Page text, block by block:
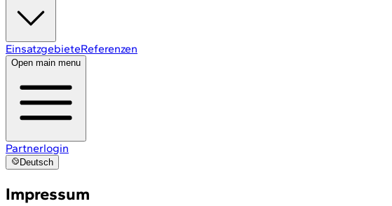
EinsatzgebieteReferenzen
Open main menu
Partnerlogin
Deutsch
Impressum